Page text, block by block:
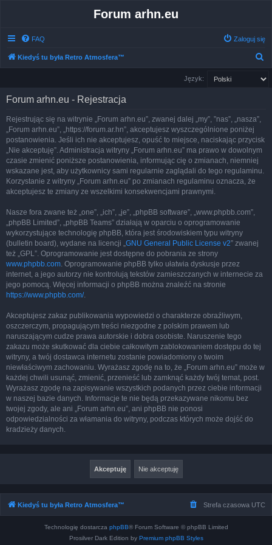
Forum arhn.eu
FAQ Zaloguj się
Kiedyś tu była Retro Atmosfera™
Język:
Forum arhn.eu - Rejestracja
Rejestrując się na witrynie „Forum arhn.eu”, zwanej dalej „my”, ”nas”, „nasza”,
„Forum arhn.eu”, „https://forum.ar.hn”, akceptujesz wyszczególnione poniżej
postanowienia. Jeśli ich nie akceptujesz, opuść to miejsce, naciskając przycisk
„Nie akceptuję”. Administracja witryny „Forum arhn.eu” ma prawo w dowolnym
czasie zmienić poniższe postanowienia, informując cię o zmianach, niemniej
wskazane jest, aby użytkownicy sami regularnie zaglądali do tego regulaminu.
Korzystanie z witryny „Forum arhn.eu” po zmianach regulaminu oznacza, że
akceptujesz te zmiany ze wszelkimi konsekwencjami prawnymi.
Nasze fora zwane też „one”, „ich”, „je”, „phpBB software”, „www.phpbb.com”,
„phpBB Limited”, „phpBB Teams” działają w oparciu o oprogramowanie
wykorzystujące technologię phpBB, która jest środowiskiem typu witryny
(bulletin board), wydane na licencji „GNU General Public License v2” zwanej
też „GPL”. Oprogramowanie jest dostępne do pobrania ze strony
www.phpbb.com. Oprogramowanie phpBB tylko ułatwia dyskusje przez
internet, a jego autorzy nie kontrolują tekstów zamieszczanych w internecie za
jego pomocą. Więcej informacji o phpBB można znaleźć na stronie
https://www.phpbb.com/.
Akceptujesz zakaz publikowania wypowiedzi o charakterze obraźliwym,
oszczerczym, propagującym treści niezgodne z polskim prawem lub
naruszającym cudze prawa autorskie i dobra osobiste. Naruszenie tego
zakazu może skutkować dla ciebie całkowitym zablokowaniem dostępu do tej
witryny, a twój dostawca internetu zostanie powiadomiony o twoim
niewłaściwym zachowaniu. Wyrażasz zgodę na to, że „Forum arhn.eu” może w
każdej chwili usunąć, zmienić, przenieść lub zamknąć każdy twój temat, post.
Wyrażasz zgodę na zapisywanie wszystkich podanych przez ciebie informacji
w naszej bazie danych. Informacje te nie będą przekazywane nikomu bez
twojej zgody, ale ani „Forum arhn.eu”, ani phpBB nie ponosi
odpowiedzialności za włamania do witryny, podczas których może dojść do
kradzieży danych.
Kiedyś tu była Retro Atmosfera™ Strefa czasowa UTC
Technologię dostarcza phpBB® Forum Software © phpBB Limited
Prosilver Dark Edition by Premium phpBB Styles